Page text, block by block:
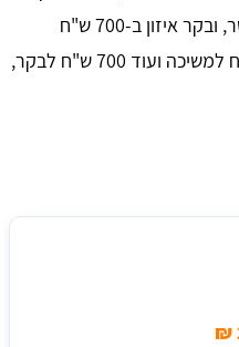
של 22 מטר, תוספת 100 ש"ח למטר, ובקר איזון ב-700 ש"ח
תעמוד על תוספת של כ-2,200 ש"ח למשיכה ועוד 700 ש"ח לבקר,